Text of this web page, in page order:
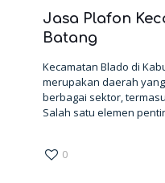
Jasa Plafon
Batang
Kecamatan Blado di
merupakan daerah
berbagai sektor,
Salah satu elemen
0